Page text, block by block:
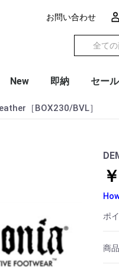
お問い合わせ
New 即納 セール
［BOX230/BVL］
ポ
商